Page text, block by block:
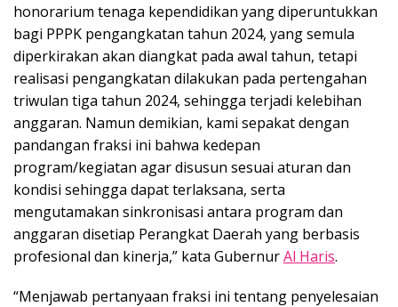
honorarium tenaga kependidikan yang diperuntukkan
bagi PPPK pengangkatan tahun 2024, yang semula
diperkirakan akan diangkat pada awal tahun, tetapi
realisasi pengangkatan dilakukan pada pertengahan
triwulan tiga tahun 2024, sehingga terjadi kelebihan
anggaran. Namun demikian, kami sepakat dengan
pandangan fraksi ini bahwa kedepan
program/kegiatan agar disusun sesuai aturan dan
kondisi sehingga dapat terlaksana, serta
mengutamakan sinkronisasi antara program dan
anggaran disetiap Perangkat Daerah yang berbasis
profesional dan kinerja,” kata GubernurAl Haris.
“Menjawab pertanyaan fraksi ini tentang penyelesaian